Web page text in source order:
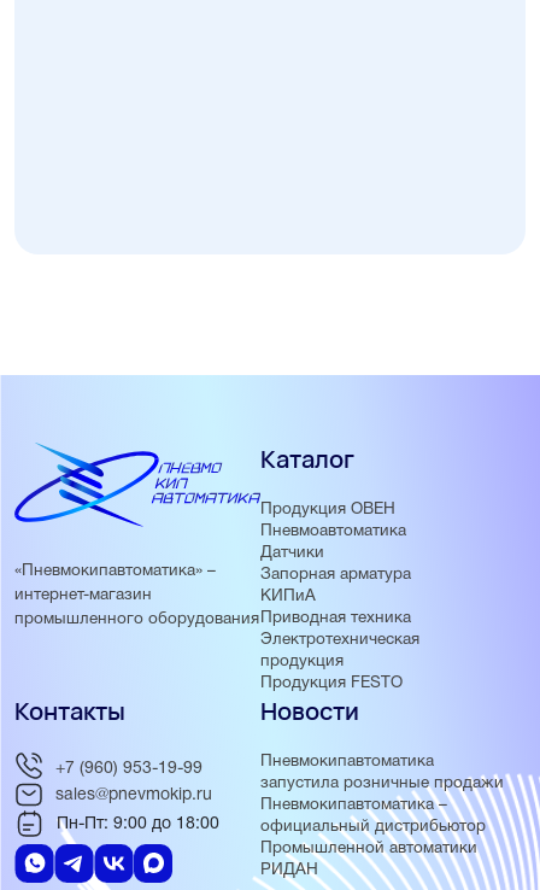
«Пневмокипавтоматика» –
интернет-магазин
промышленного оборудования
Каталог
Продукция ОВЕН
Пневмоавтоматика
Датчики
Запорная арматура
КИПиА
Приводная техника
Электротехническая
продукция
Продукция FESTO
Новости
Пневмокипавтоматика
запустила розничные продажи
Пневмокипавтоматика –
официальный дистрибьютор
Промышленной автоматики
РИДАН
Контакты
+7 (960) 953-19-99
sales@pnevmokip.ru
Пн-Пт: 9:00 до 18:00